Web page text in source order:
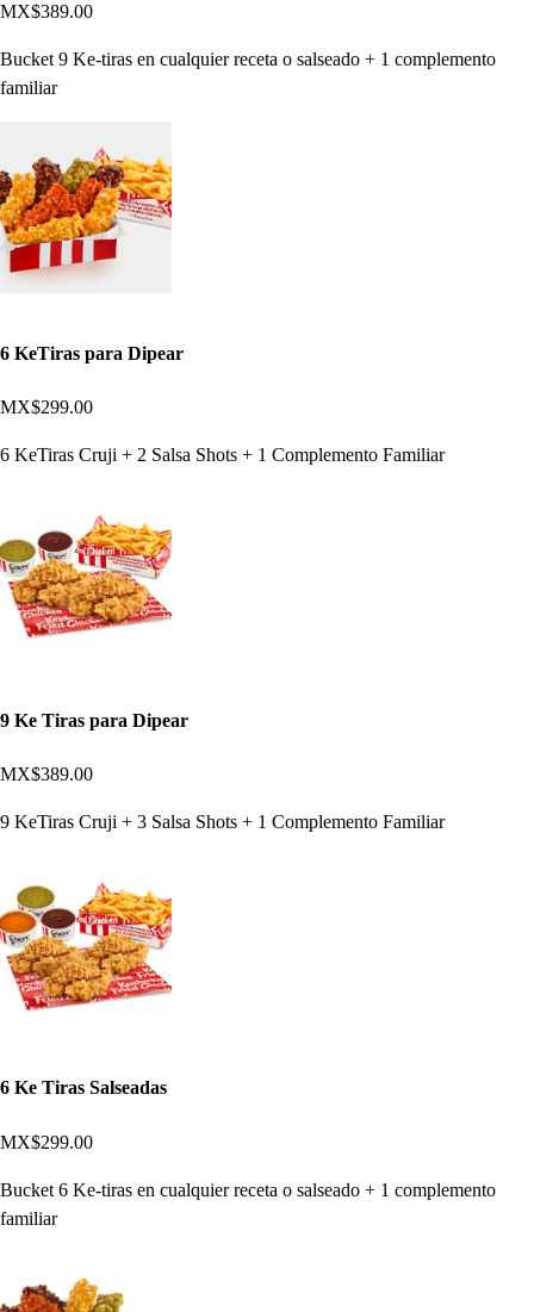
MX$389.00
Bucket 9 Ke-tiras en cualquier receta o salseado + 1 complemento
familiar
6 KeTiras para Dipear
MX$299.00
6 KeTiras Cruji + 2 Salsa Shots + 1 Complemento Familiar
9 Ke Tiras para Dipear
MX$389.00
9 KeTiras Cruji + 3 Salsa Shots + 1 Complemento Familiar
6 Ke Tiras Salseadas
MX$299.00
Bucket 6 Ke-tiras en cualquier receta o salseado + 1 complemento
familiar